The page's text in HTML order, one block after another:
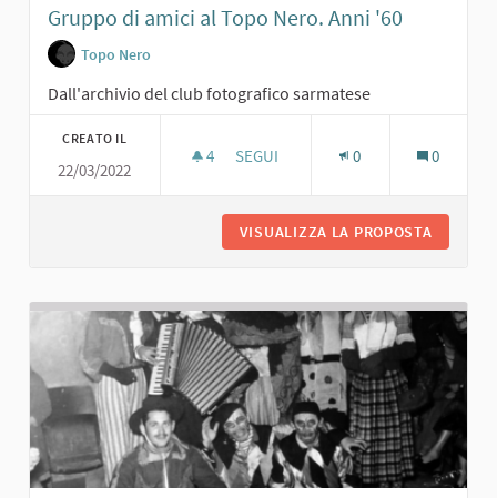
Gruppo di amici al Topo Nero. Anni '60
Topo Nero
Dall'archivio del club fotografico sarmatese
CREATO IL
22/03/2022
4 4 SOSTENITORI
SEGUI 0 0
VISUALIZZA LA PROPOSTA